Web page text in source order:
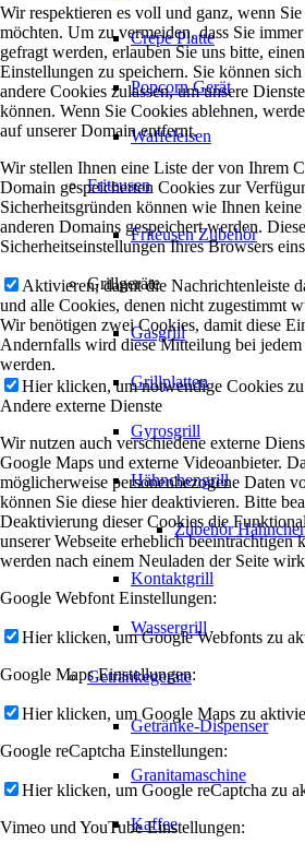
Crepe Platte
Popcorn Gerät
Waffeleisen
Friteusen
Friteusen Zubehör
Grillgeräte
Gasgrill
Grillplatten
Gyrosgrill
Hähnchengrill
Zubehör
Kontaktgrill
Wassergrill
Getränkegeräte
Getränke-Dispenser
Granitamaschine
Kaffee
Wir respektieren es voll und ganz, wenn
möchten. Um zu vermeiden, dass Sie
gefragt werden, erlauben Sie uns bitte,
Einstellungen zu speichern. Sie können
andere Cookies zulassen, um unsere
können. Wenn Sie Cookies ablehnen,
auf unserer Domain entfernt.
Wir stellen Ihnen eine Liste der von Ihrem
Domain gespeicherten Cookies zur
Sicherheitsgründen können wie Ihnen
anderen Domains gespeichert werden.
Sicherheitseinstellungen Ihres Browsers
Aktivieren, damit die Nachrichtenleiste
und alle Cookies, denen nicht zugestimmt
Wir benötigen zwei Cookies, damit diese
Andernfalls wird diese Mitteilung bei jedem
werden.
Hier klicken, um notwendige Cookies
Andere externe Dienste
Wir nutzen auch verschiedene externe
Google Maps und externe Videoanbieter.
möglicherweise personenbezogene Daten
können Sie diese hier deaktivieren. Bitte
Deaktivierung dieser Cookies die
unserer Webseite erheblich beeinträchtigen
werden nach einem Neuladen der Seite
Google Webfont Einstellungen:
Hier klicken, um Google Webfonts zu
Google Maps Einstellungen:
Hier klicken, um Google Maps zu
Google reCaptcha Einstellungen:
Hier klicken, um Google reCaptcha zu
Vimeo und YouTube Einstellungen: